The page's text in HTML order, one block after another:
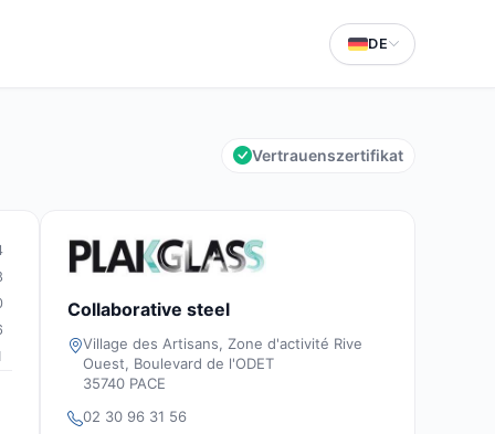
DE
Vertrauenszertifikat
Collaborative steel
Village des Artisans, Zone d'activité Rive
Ouest, Boulevard de l'ODET
35740 PACE
02 30 96 31 56